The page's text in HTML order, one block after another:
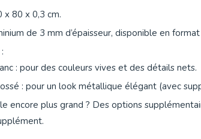
x 80 x 0,3 cm.
de 3 mm d’épaisseur, disponible en
: pour des couleurs vives et des détails nets.
: pour un look métallique élégant (avec
encore plus grand ? Des options